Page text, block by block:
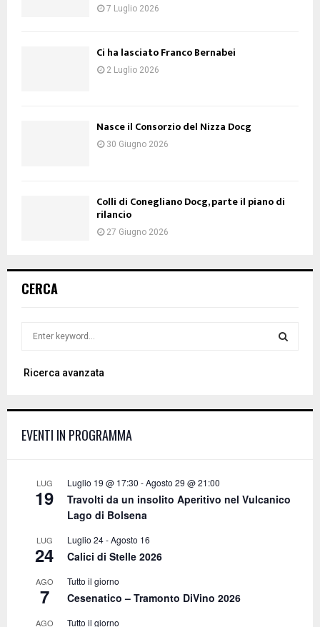
7 Luglio 2026
Ci ha lasciato Franco Bernabei
2 Luglio 2026
Nasce il Consorzio del Nizza Docg
30 Giugno 2026
Colli di Conegliano Docg, parte il piano di
rilancio
27 Giugno 2026
CERCA
r
o
Ricerca avanzata
EVENTI IN PROGRAMMA
LUG
19
Luglio 19 @ 17:30 -Agosto 29 @ 21:00
Travolti da un insolito Aperitivo nel Vulcanico
Lago di Bolsena
LUG
24
Luglio 24-Agosto 16
Calici di Stelle 2026
AGO
7
Tutto il giorno
Cesenatico – Tramonto DiVino 2026
AGO Tutto il giorno